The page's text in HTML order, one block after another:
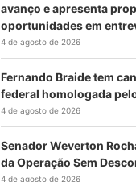
avanço e apresenta
oportunidades em
4 de agosto de 2026
Fernando Braide tem
federal homologada
4 de agosto de 2026
Senador Weverton
da Operação Sem
4 de agosto de 2026